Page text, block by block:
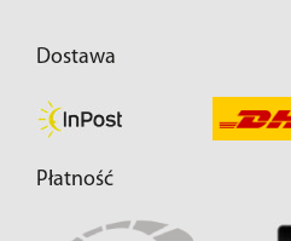
Dostawa
Płatność